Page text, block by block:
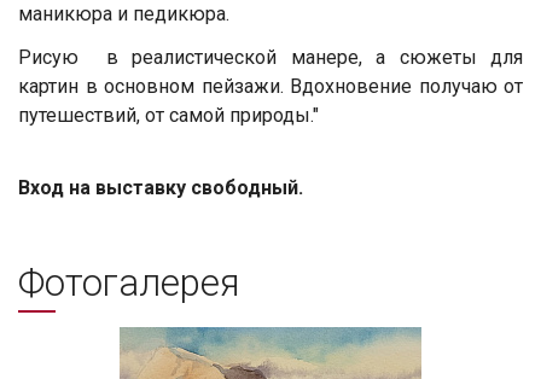
маникюра и педикюра.
Рисую в реалистической манере, а сюжеты для
картин в основном пейзажи. Вдохновение получаю от
путешествий, от самой природы."
Вход на выставку свободный.
Фотогалерея